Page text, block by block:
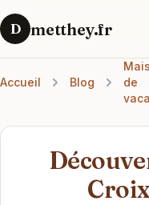
D metthey.fr
Accueil Blog
de